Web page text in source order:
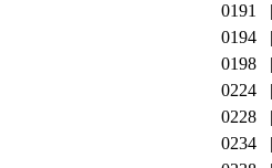
0191
0194
0198
0224
0228
0234